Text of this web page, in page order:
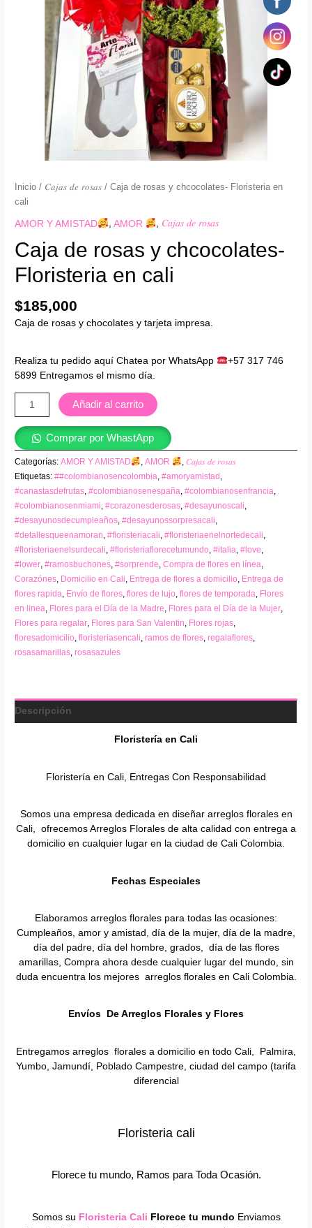
Inicio / 𝐶𝑎𝑗𝑎𝑠 𝑑𝑒 𝑟𝑜𝑠𝑎𝑠 / Caja de rosas y chcocolates- Floristeria en
cali
AMOR Y AMISTAD , AMOR , 𝐶𝑎𝑗𝑎𝑠 𝑑𝑒 𝑟𝑜𝑠𝑎𝑠
Caja de rosas y chcocolates-
Floristeria en cali
$185,000
Caja de rosas y chocolates y tarjeta impresa.
Realiza tu pedido aquí Chatea por WhatsApp
+57 317 746
5899 Entregamos el mismo día.
Añadir al carrito
Comprar por WhastApp
Categorías:AMOR Y AMISTAD ,AMOR , 𝐶𝑎𝑗𝑎𝑠 𝑑𝑒 𝑟𝑜𝑠𝑎𝑠
Etiquetas:##colombianosencolombia,#amoryamistad ,
#canastasdefrutas,#colombianosenespaña,#colombianosenfrancia,
#colombianosenmiami,#corazonesderosas,#desayunoscali,
#desayunosdecumpleaños,#desayunossorpresacali,
#detallesqueenamoran,#floristeriacali,#floristeriaenelnortedecali,
#floristeriaenelsurdecali,#floristeriaflorecetumundo,#italia,#love,
#lower,#ramosbuchones,#sorprende,Compra de flores en línea,
Corazónes, Domicilio en Cali, Entrega de flores a domicilio, Entrega de
flores rapida, Envío de flores,flores de lujo,flores de temporada, Flores
en linea, Flores para el Día de la Madre, Flores para el Día de la Mujer,
Flores para regalar, Flores para San Valentin, Flores rojas,
floresadomicilio,floristeriasencali,ramos de flores,regalaflores,
rosasamarillas,rosasazules
Descripción
Floristería en Cali
Floristería en Cali, Entregas Con Responsabilidad
Somos una empresa dedicada en diseñar arreglos florales en
Cali, ofrecemos Arreglos Florales de alta calidad con entrega a
domicilio en cualquier lugar en la ciudad de Cali Colombia.
Fechas Especiales
Elaboramos arreglos florales para todas las ocasiones:
Cumpleaños, amor y amistad, día de la mujer, día de la madre,
día del padre, día del hombre, grados, día de las flores
amarillas, Compra ahora desde cualquier lugar del mundo, sin
duda encuentra los mejores arreglos florales en Cali Colombia.
Envíos De Arreglos Florales y Flores
Entregamos arreglos florales a domicilio en todo Cali, Palmira,
Yumbo, Jamundí, Poblado Campestre, ciudad del campo (tarifa
diferencial
Floristeria cali
Florece tu mundo, Ramos para Toda Ocasión.
Somos su Floristeria Cali Florece tu mundo Enviamos